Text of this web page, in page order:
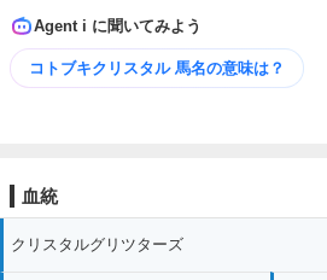
Agent i に聞いてみよう
コトブキクリスタル 馬名の意味は？
血統
クリスタルグリツターズ